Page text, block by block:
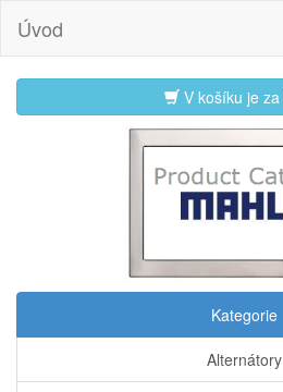
Úvod
V košíku je za
Kategorie
Alternátory